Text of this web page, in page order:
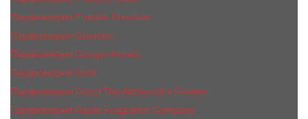
Парфюмерия Fontela Premium
Парфюмерия Guerlain
Парфюмерия Giorgio Armani
Парфюмерия Gritti
Парфюмерия Gucci The Alchemist’s Garden.
Парфюмерия Haute Fragrance Company